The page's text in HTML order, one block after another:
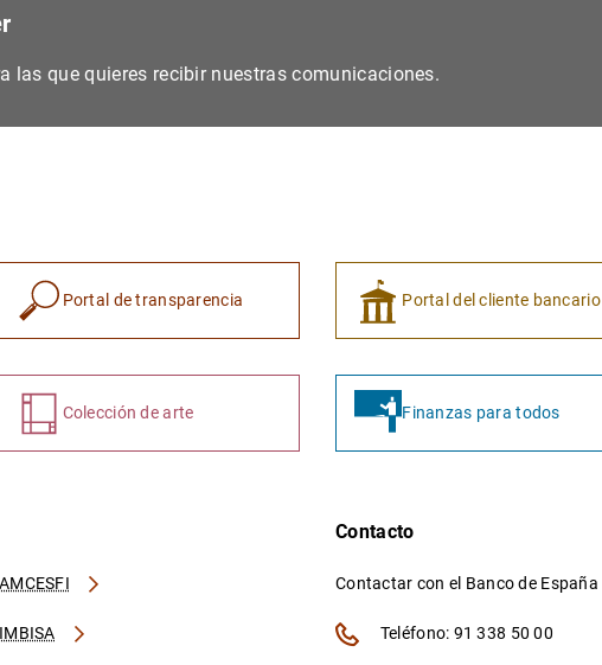
las que quieres recibir nuestras comunicaciones.
Portal de transparencia Portal del cliente bancario
Colección de arte Finanzas para todos
AMCESFI
IMBISA
Contacto
Contactar con el Banco de España
Teléfono: 91 338 50 00